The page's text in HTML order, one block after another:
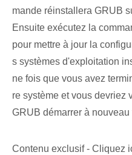
mande réinstallera GRUB
Ensuite⁤ exécutez la
pour mettre à jour la
s systèmes d'exploitation⁢
ne fois que vous avez
re système et vous devriez
GRUB démarrer à nouveau
Contenu exclusif - Cliquez